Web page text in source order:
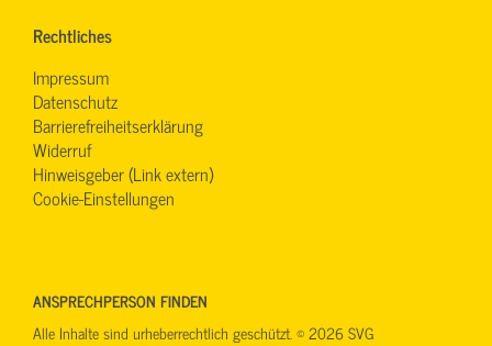
Rechtliches
Impressum
Datenschutz
Barrierefreiheitserklärung
Widerruf
Hinweisgeber (Link extern)
Cookie-Einstellungen
ANSPRECHPERSON FINDEN
Alle Inhalte sind urheberrechtlich geschützt. © 2026 SVG